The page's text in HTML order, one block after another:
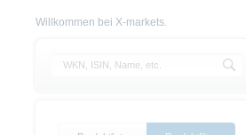
Willkommen bei X-markets.